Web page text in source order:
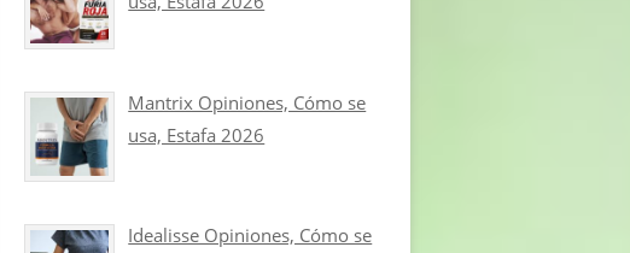
Mantrix Opiniones, Cómo se
usa, Estafa 2026
Idealisse Opiniones, Cómo se